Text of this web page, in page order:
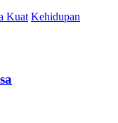
Kuat Kehidupan